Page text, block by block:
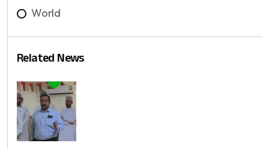
World
Related News